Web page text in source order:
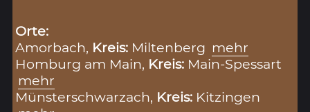
Orte:
Amorbach, Kreis: Miltenberg mehr
Homburg am Main, Kreis: Main-Spessart
mehr
Münsterschwarzach, Kreis: Kitzingen